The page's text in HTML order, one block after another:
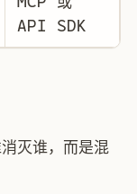
API SDK
灭谁，而是混